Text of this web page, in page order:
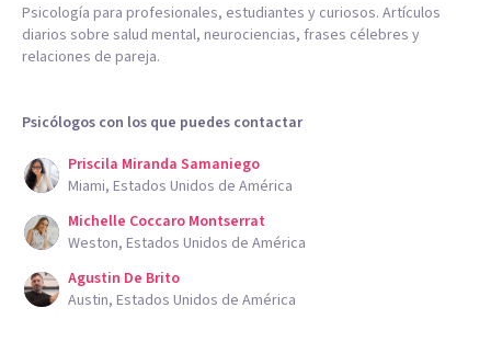
Psicología para profesionales, estudiantes y curiosos. Artículos
diarios sobre salud mental, neurociencias, frases célebres y
relaciones de pareja.
Psicólogos con los que puedes contactar
Priscila Miranda Samaniego
Miami, Estados Unidos de América
Michelle Coccaro Montserrat
Weston, Estados Unidos de América
Agustin De Brito
Austin, Estados Unidos de América